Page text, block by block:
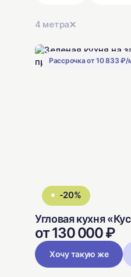
4 метра
Рассрочка от 10 833 ₽/
-20%
Угловая кухня
от 130 000 ₽
Хочу такую же